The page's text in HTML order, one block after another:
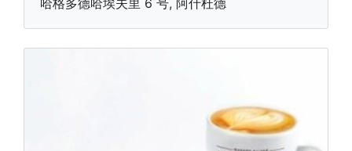
哈格多德哈埃夫里 6 号, 阿什杜德